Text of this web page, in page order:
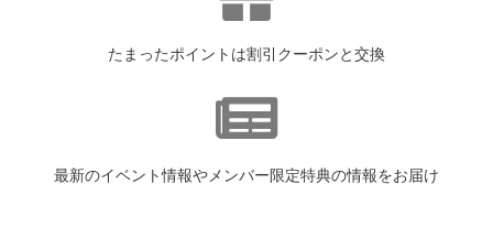
たまったポイントは割引クーポンと交換
最新のイベント情報やメンバー限定特典の情報をお届け